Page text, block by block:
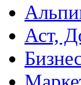
Аст,